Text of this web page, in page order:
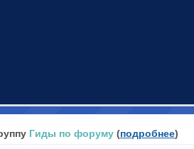
Гиды по форуму (подробнее)